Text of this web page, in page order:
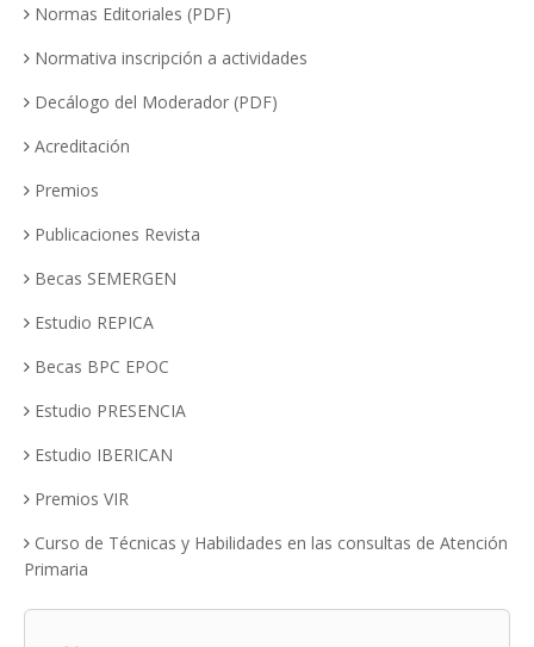
Normas Editoriales (PDF)
Normativa inscripción a actividades
Decálogo del Moderador (PDF)
Acreditación
Premios
Publicaciones Revista
Becas SEMERGEN
Estudio REPICA
Becas BPC EPOC
Estudio PRESENCIA
Estudio IBERICAN
Premios VIR
Curso de Técnicas y Habilidades en las consultas de Atención
Primaria